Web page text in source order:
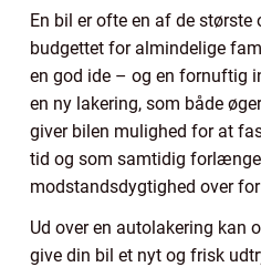
En bil er ofte en af de største
budgettet for almindelige
en god ide – og en fornuftig
en ny lakering, som både
giver bilen mulighed for at
tid og som samtidig
modstandsdygtighed over
Ud over en autolakering kan
give din bil et nyt og frisk